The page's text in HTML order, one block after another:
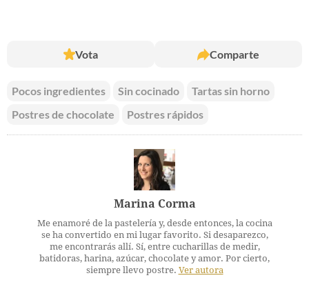
Vota Comparte
Pocos ingredientes Sin cocinado
Tartas sin horno
Postres de chocolate
Postres rápidos
Marina Corma
Me enamoré de la pastelería y, desde entonces, la cocina
se ha convertido en mi lugar favorito. Si desaparezco,
me encontrarás allí. Sí, entre cucharillas de medir,
batidoras, harina, azúcar, chocolate y amor. Por cierto,
siempre llevo postre. Ver autora